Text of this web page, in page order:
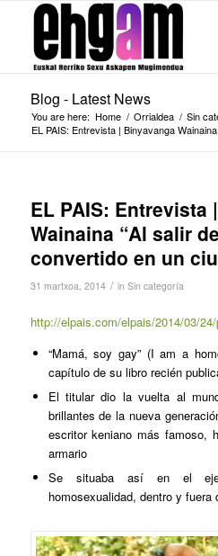
Blog - Latest News
You are here: Home / Orrialdea / Sin
EL PAIS: Entrevista | Binyavanga
EL PAIS: Entrevista
Wainaina “Al salir
convertido en un
31 martxoa, 2014 / in Sin categoría
http://elpais.com/elpais/2014/03/
“Mamá, soy gay” (I am a
capítulo de su libro recién
El titular dio la vuelta al
brillantes de la nueva
escritor keniano más famoso,
armario
Se situaba así en el
homosexualidad, dentro y fuera